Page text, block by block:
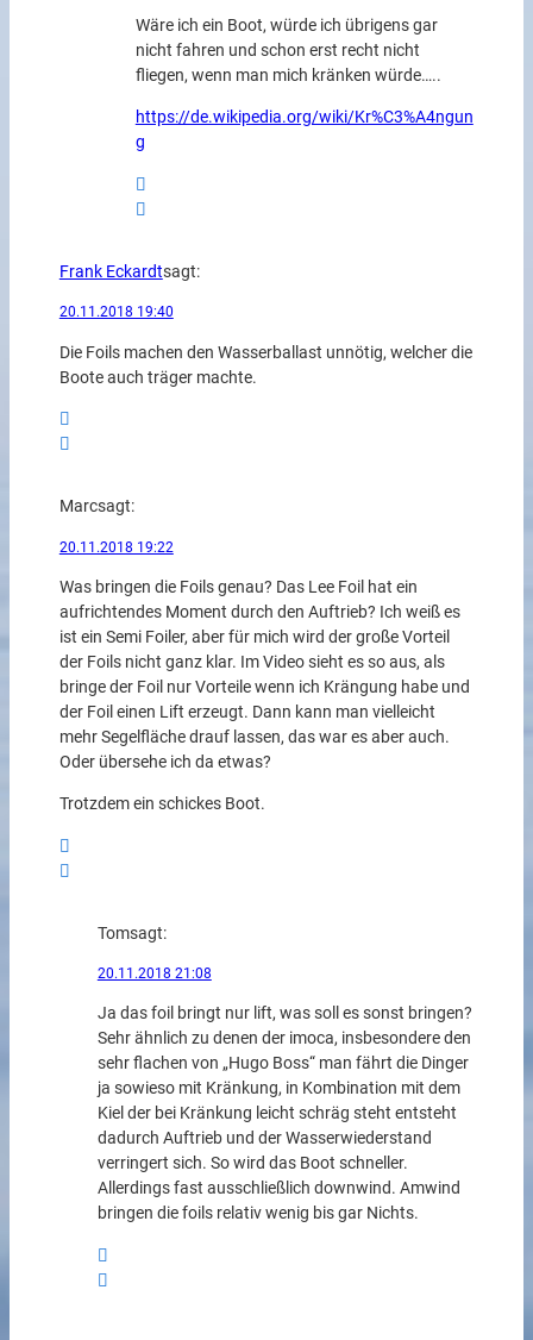
Wäre ich ein Boot, würde ich übrigens gar
nicht fahren und schon erst recht nicht
fliegen, wenn man mich kränken würde…..
https://de.wikipedia.org/wiki/Kr%C3%A4ngun
g
Frank Eckardtsagt:
20.11.2018 19:40
Die Foils machen den Wasserballast unnötig, welcher die
Boote auch träger machte.
Marcsagt:
20.11.2018 19:22
Was bringen die Foils genau? Das Lee Foil hat ein
aufrichtendes Moment durch den Auftrieb? Ich weiß es
ist ein Semi Foiler, aber für mich wird der große Vorteil
der Foils nicht ganz klar. Im Video sieht es so aus, als
bringe der Foil nur Vorteile wenn ich Krängung habe und
der Foil einen Lift erzeugt. Dann kann man vielleicht
mehr Segelfläche drauf lassen, das war es aber auch.
Oder übersehe ich da etwas?
Trotzdem ein schickes Boot.
Tomsagt:
20.11.2018 21:08
Ja das foil bringt nur lift, was soll es sonst bringen?
Sehr ähnlich zu denen der imoca, insbesondere den
sehr flachen von „Hugo Boss“ man fährt die Dinger
ja sowieso mit Kränkung, in Kombination mit dem
Kiel der bei Kränkung leicht schräg steht entsteht
dadurch Auftrieb und der Wasserwiederstand
verringert sich. So wird das Boot schneller.
Allerdings fast ausschließlich downwind. Amwind
bringen die foils relativ wenig bis gar Nichts.